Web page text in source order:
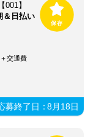
】
＆日払い
交通費
募終了日：8月18日